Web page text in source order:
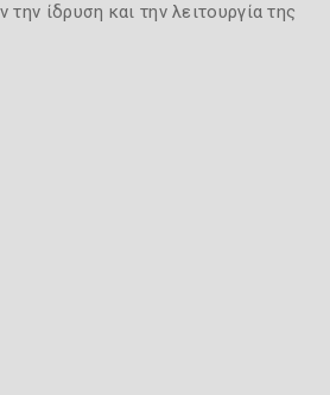
την ίδρυση και την λειτουργία της